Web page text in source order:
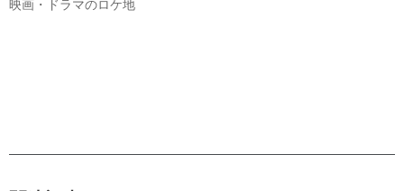
映画・ドラマのロケ地